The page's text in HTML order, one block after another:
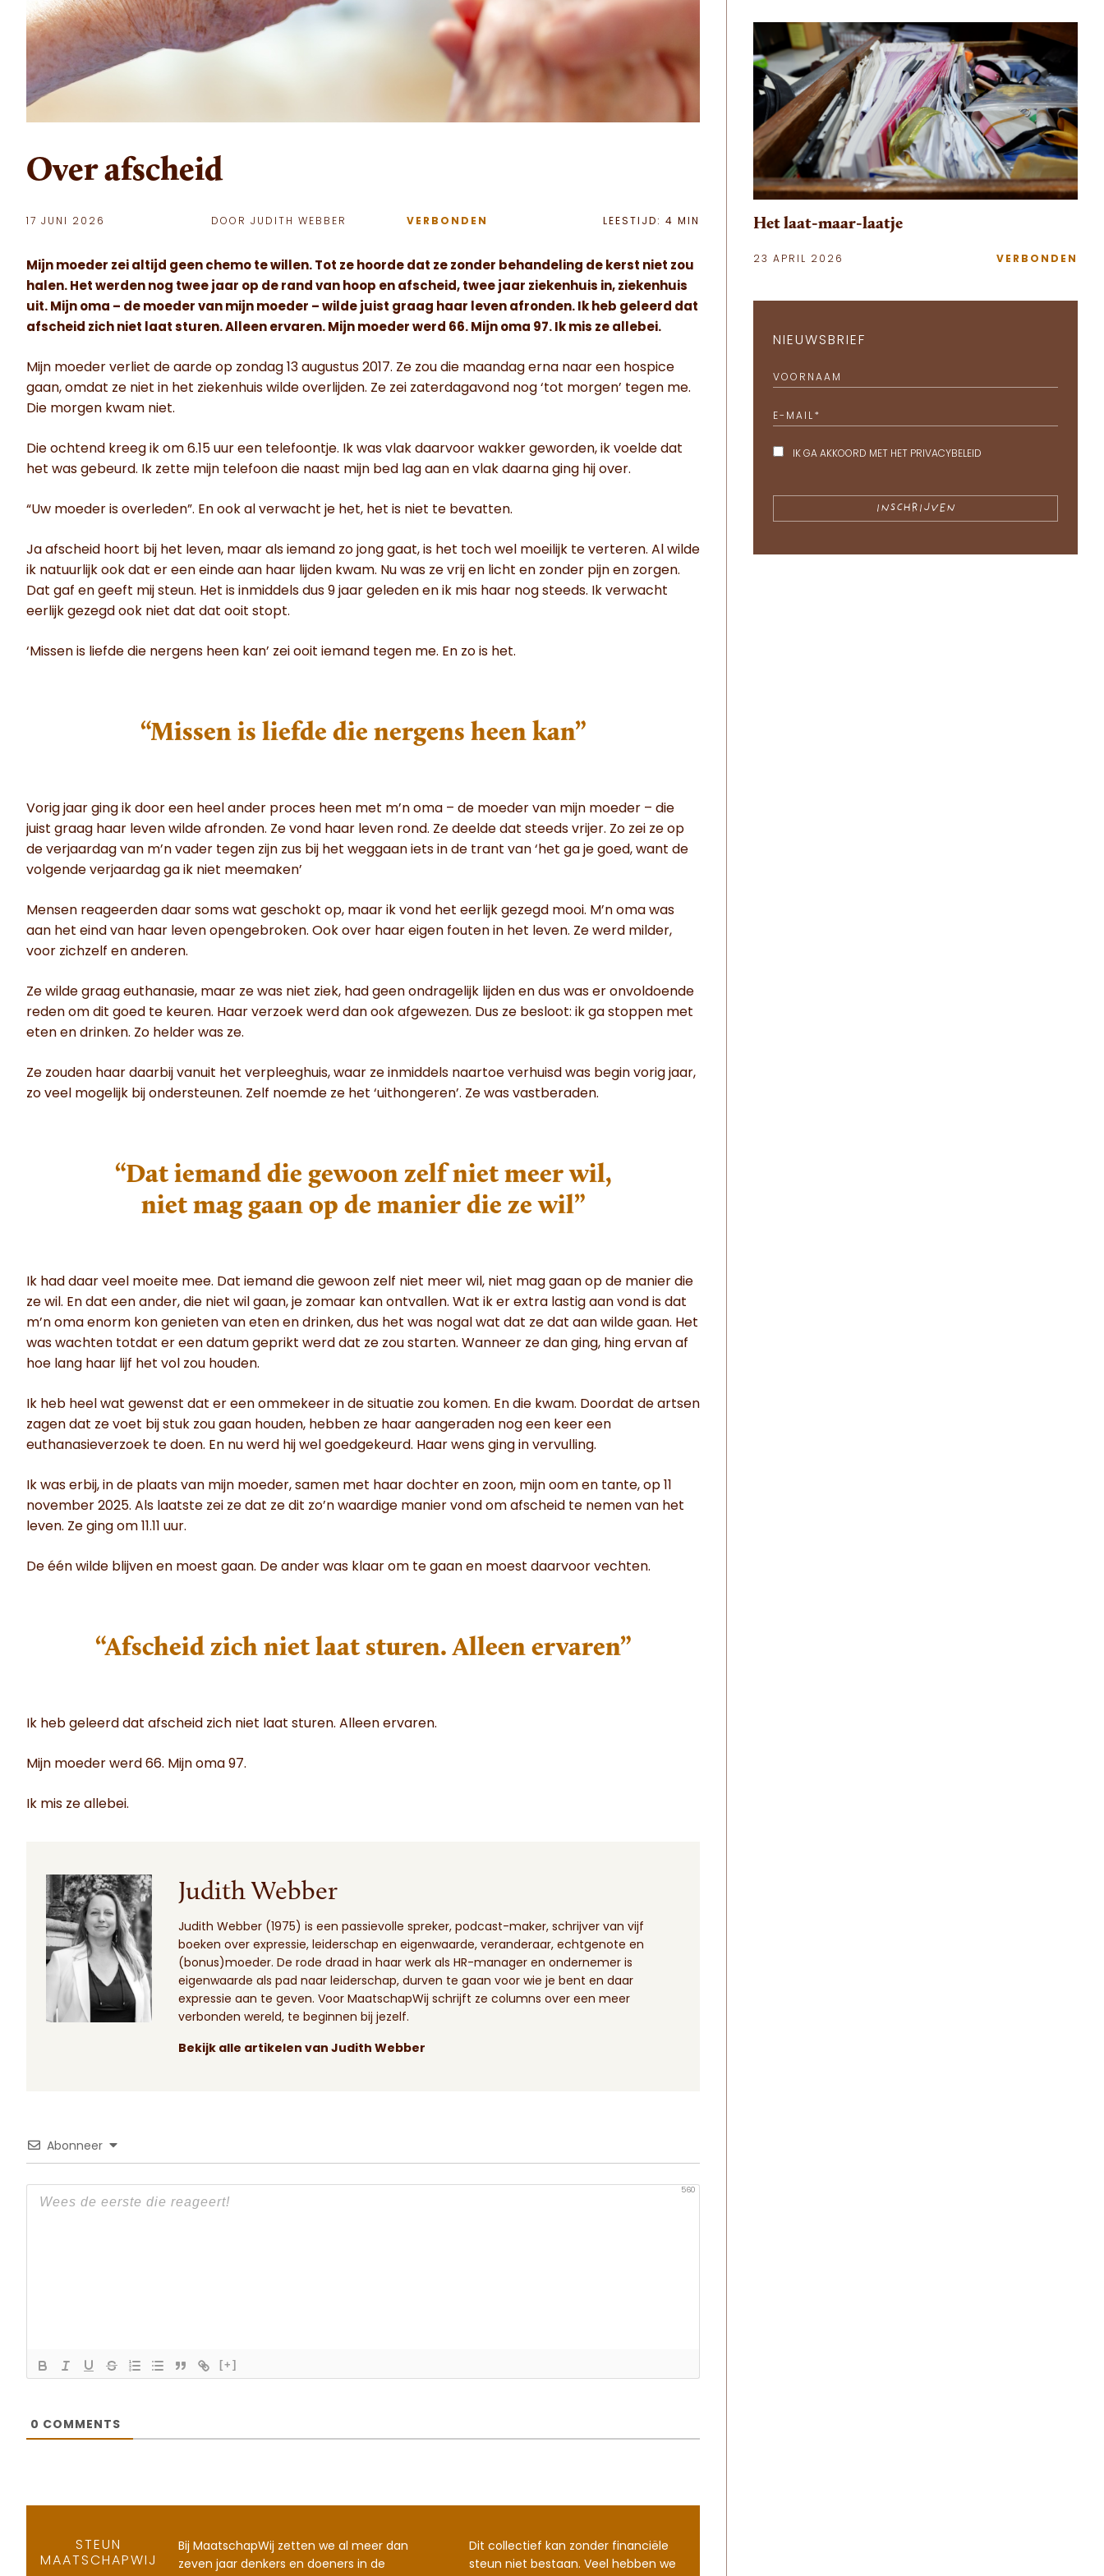
Over afscheid
17 JUNI 2026 DOOR JUDITH WEBBER VERBONDEN LEESTIJD: 4 MIN
Mijn moeder zei altijd geen chemo te willen. Tot ze hoorde dat ze zonder behandeling de kerst niet zou
halen. Het werden nog twee jaar op de rand van hoop en afscheid, twee jaar ziekenhuis in, ziekenhuis
uit. Mijn oma – de moeder van mijn moeder – wilde juist graag haar leven afronden. Ik heb geleerd dat
afscheid zich niet laat sturen. Alleen ervaren. Mijn moeder werd 66. Mijn oma 97. Ik mis ze allebei.
Mijn moeder verliet de aarde op zondag 13 augustus 2017. Ze zou die maandag erna naar een hospice
gaan, omdat ze niet in het ziekenhuis wilde overlijden. Ze zei zaterdagavond nog ‘tot morgen’ tegen me.
Die morgen kwam niet.
Die ochtend kreeg ik om 6.15 uur een telefoontje. Ik was vlak daarvoor wakker geworden, ik voelde dat
het was gebeurd. Ik zette mijn telefoon die naast mijn bed lag aan en vlak daarna ging hij over.
“Uw moeder is overleden”. En ook al verwacht je het, het is niet te bevatten.
Ja afscheid hoort bij het leven, maar als iemand zo jong gaat, is het toch wel moeilijk te verteren. Al wilde
ik natuurlijk ook dat er een einde aan haar lijden kwam. Nu was ze vrij en licht en zonder pijn en zorgen.
Dat gaf en geeft mij steun. Het is inmiddels dus 9 jaar geleden en ik mis haar nog steeds. Ik verwacht
eerlijk gezegd ook niet dat dat ooit stopt.
‘Missen is liefde die nergens heen kan’ zei ooit iemand tegen me. En zo is het.
“Missen is liefde die nergens heen kan”
Vorig jaar ging ik door een heel ander proces heen met m’n oma – de moeder van mijn moeder – die
juist graag haar leven wilde afronden. Ze vond haar leven rond. Ze deelde dat steeds vrijer. Zo zei ze op
de verjaardag van m’n vader tegen zijn zus bij het weggaan iets in de trant van ‘het ga je goed, want de
volgende verjaardag ga ik niet meemaken’
Mensen reageerden daar soms wat geschokt op, maar ik vond het eerlijk gezegd mooi. M’n oma was
aan het eind van haar leven opengebroken. Ook over haar eigen fouten in het leven. Ze werd milder,
voor zichzelf en anderen.
Ze wilde graag euthanasie, maar ze was niet ziek, had geen ondragelijk lijden en dus was er onvoldoende
reden om dit goed te keuren. Haar verzoek werd dan ook afgewezen. Dus ze besloot: ik ga stoppen met
eten en drinken. Zo helder was ze.
Ze zouden haar daarbij vanuit het verpleeghuis, waar ze inmiddels naartoe verhuisd was begin vorig jaar,
zo veel mogelijk bij ondersteunen. Zelf noemde ze het ‘uithongeren’. Ze was vastberaden.
“Dat iemand die gewoon zelf niet meer wil,
niet mag gaan op de manier die ze wil”
Ik had daar veel moeite mee. Dat iemand die gewoon zelf niet meer wil, niet mag gaan op de manier die
ze wil. En dat een ander, die niet wil gaan, je zomaar kan ontvallen. Wat ik er extra lastig aan vond is dat
m’n oma enorm kon genieten van eten en drinken, dus het was nogal wat dat ze dat aan wilde gaan. Het
was wachten totdat er een datum geprikt werd dat ze zou starten. Wanneer ze dan ging, hing ervan af
hoe lang haar lijf het vol zou houden.
Ik heb heel wat gewenst dat er een ommekeer in de situatie zou komen. En die kwam. Doordat de artsen
zagen dat ze voet bij stuk zou gaan houden, hebben ze haar aangeraden nog een keer een
euthanasieverzoek te doen. En nu werd hij wel goedgekeurd. Haar wens ging in vervulling.
Ik was erbij, in de plaats van mijn moeder, samen met haar dochter en zoon, mijn oom en tante, op 11
november 2025. Als laatste zei ze dat ze dit zo’n waardige manier vond om afscheid te nemen van het
leven. Ze ging om 11.11 uur.
De één wilde blijven en moest gaan. De ander was klaar om te gaan en moest daarvoor vechten.
“Afscheid zich niet laat sturen. Alleen ervaren”
Ik heb geleerd dat afscheid zich niet laat sturen. Alleen ervaren.
Mijn moeder werd 66. Mijn oma 97.
Ik mis ze allebei.
Judith Webber
Judith Webber (1975) is een passievolle spreker, podcast-maker, schrijver van vijf
boeken over expressie, leiderschap en eigenwaarde, veranderaar, echtgenote en
(bonus)moeder. De rode draad in haar werk als HR-manager en ondernemer is
eigenwaarde als pad naar leiderschap, durven te gaan voor wie je bent en daar
expressie aan te geven. Voor MaatschapWij schrijft ze columns over een meer
verbonden wereld, te beginnen bij jezelf.
Bekijk alle artikelen van Judith Webber
Abonneer
560
[+]
0 COMMENTS
STEUN
MAATSCHAPWIJ
Bij MaatschapWij zetten we al meer dan
zeven jaar denkers en doeners in de
Dit collectief kan zonder financiële
steun niet bestaan. Veel hebben we
Het laat-maar-laatje
23 APRIL 2026 VERBONDEN
NIEUWSBRIEF
VOORNAAM
E-MAIL *
IK GA AKKOORD MET HET PRIVACYBELEID